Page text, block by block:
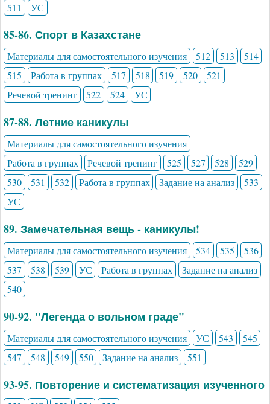
511
УС
85-86. Спорт в Казахстане
Материалы для самостоятельного изучения 512 513
514
515
Работа в группах 517 518 519 520
521
Речевой тренинг
522 524 УС
87-88. Летние каникулы
Материалы для самостоятельного изучения
Работа в группах
Речевой тренинг 525 527 528
529
530
531 532 Работа в группах Задание на анализ
533
УС
89. Замечательная вещь - каникулы!
Материалы для самостоятельного изучения 534 535
536
537
538 539 УС Работа в группах
Задание на анализ
540
90-92. "Легенда о вольном граде"
Материалы для самостоятельного изучения УС 543
545
547
548 549 550 Задание на анализ 551
93-95. Повторение и систематизация изученного